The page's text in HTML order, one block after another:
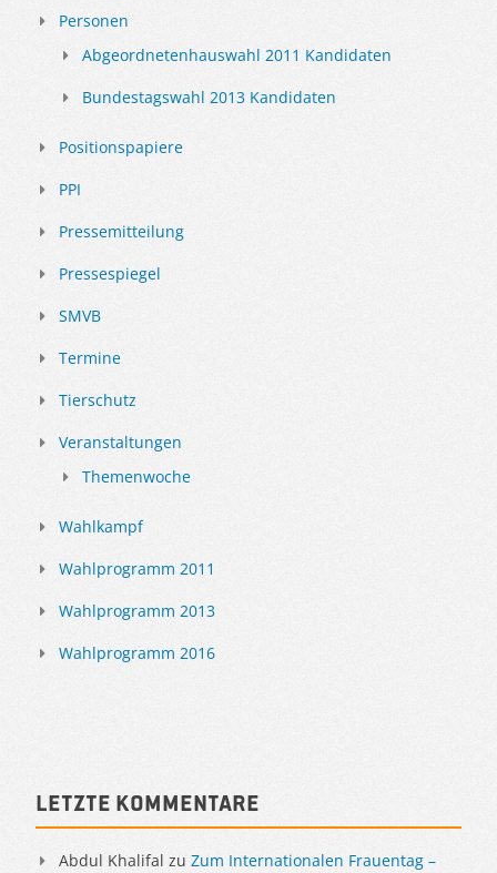
Personen
Abgeordnetenhauswahl 2011 Kandidaten
Bundestagswahl 2013 Kandidaten
Positionspapiere
PPI
Pressemitteilung
Pressespiegel
SMVB
Termine
Tierschutz
Veranstaltungen
Themenwoche
Wahlkampf
Wahlprogramm 2011
Wahlprogramm 2013
Wahlprogramm 2016
Letzte Kommentare
Abdul Khalifal zu Zum Internationalen Frauentag –